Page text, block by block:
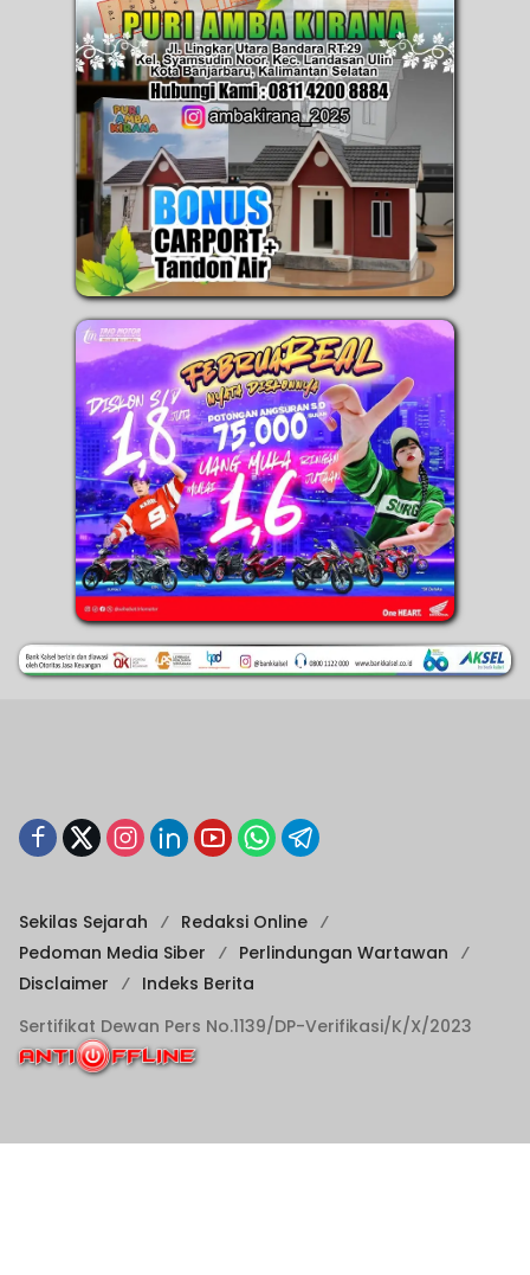
Sekilas Sejarah
Redaksi Online
Pedoman Media Siber
Perlindungan Wartawan
Disclaimer
Indeks Berita
Sertifikat Dewan Pers No.1139/DP-Verifikasi/K/X/2023